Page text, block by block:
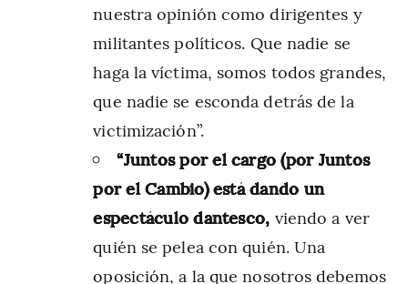
nuestra opinión como dirigentes y
militantes políticos. Que nadie se
haga la víctima, somos todos grandes,
que nadie se esconda detrás de la
victimización”.
“Juntos por el cargo (por Juntos
por el Cambio) está dando un
espectáculo dantesco, viendo a ver
quién se pelea con quién. Una
oposición, a la que nosotros debemos